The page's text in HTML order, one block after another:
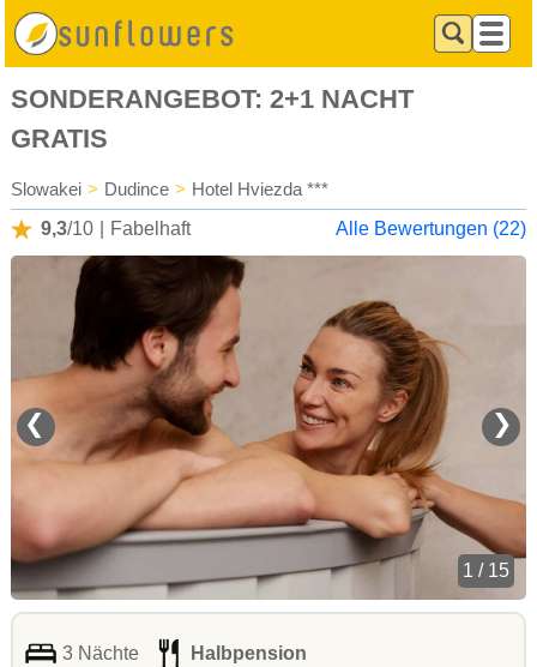
SONDERANGEBOT: 2+1 NACHT
GRATIS
Slowakei > Dudince > Hotel Hviezda ***
9,3/10 Fabelhaft Alle Bewertungen (22)
❮ ❯
1 / 15
3 Nächte Halbpension